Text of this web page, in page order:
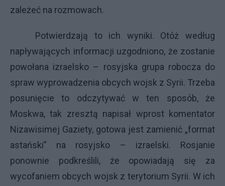
zależeć na rozmowach.
Potwierdzają to ich wyniki. Otóż według
napływających informacji uzgodniono, że zostanie
powołana izraelsko – rosyjska grupa robocza do
spraw wyprowadzenia obcych wojsk z Syrii. Trzeba
posunięcie to odczytywać w ten sposób, że
Moskwa, tak zresztą napisał wprost komentator
Nizawisimej Gaziety, gotowa jest zamienić „format
astański” na rosyjsko – izraelski. Rosjanie
ponownie podkreślili, że opowiadają się za
wycofaniem obcych wojsk z terytorium Syrii. W ich